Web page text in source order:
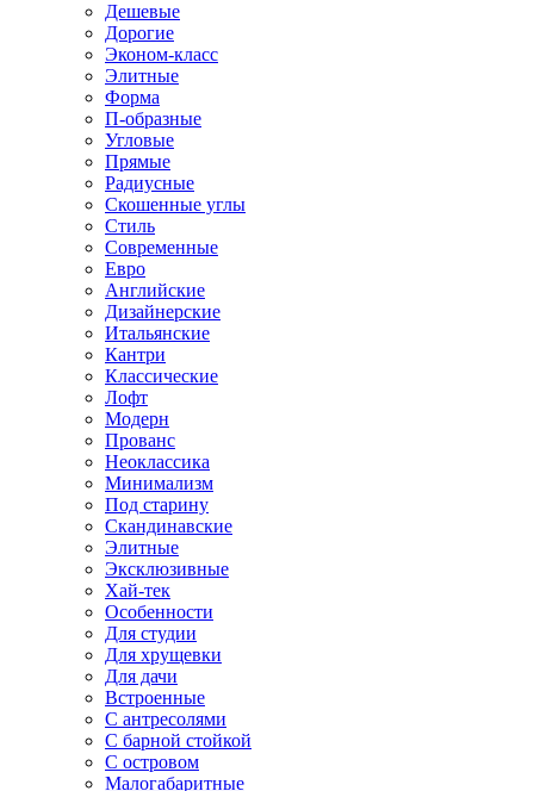
Дешевые
Дорогие
Эконом-класс
Элитные
Форма
П-образные
Угловые
Прямые
Радиусные
Скошенные углы
Стиль
Современные
Евро
Английские
Дизайнерские
Итальянские
Кантри
Классические
Лофт
Модерн
Прованс
Неоклассика
Минимализм
Под старину
Скандинавские
Элитные
Эксклюзивные
Хай-тек
Особенности
Для студии
Для хрущевки
Для дачи
Встроенные
С антресолями
С барной стойкой
С островом
Малогабаритные